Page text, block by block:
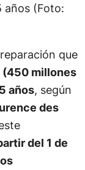
años (Foto:
que
(450 millones
años, según
des
del 1 de